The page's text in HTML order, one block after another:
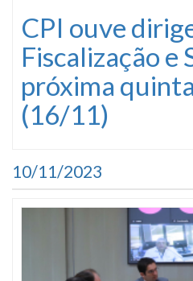
CPI ouve
Fiscalização e
próxima
(16/11)
10/11/2023